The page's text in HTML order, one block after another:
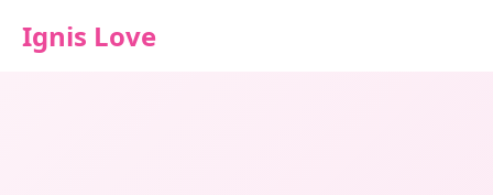
Ignis Love